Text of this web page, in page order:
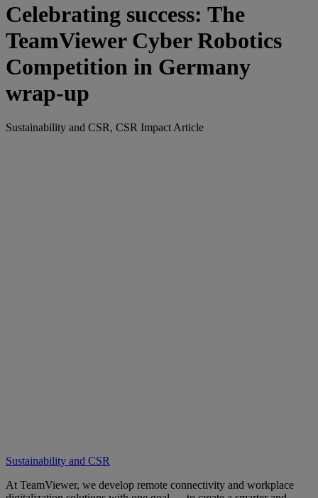
Celebrating success: The
TeamViewer Cyber Robotics
Competition in Germany
wrap-up
Sustainability and CSR, CSR Impact Article
Sustainability and CSR
At TeamViewer, we develop remote connectivity and workplace